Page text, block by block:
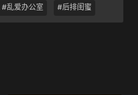
#乱爱办公室 #后排闺蜜